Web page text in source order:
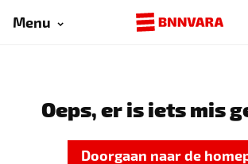
Menu
Oeps, er is iets mis
Doorgaan naar de